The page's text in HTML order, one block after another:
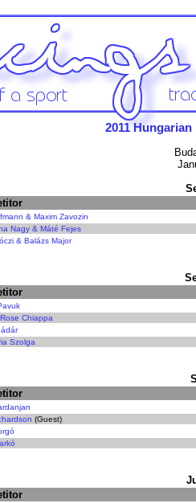
2011
& Maxim Zavozin
Nagy & Máté Fejes
& Balázs Major
Chiappa
Szolga
(Guest)